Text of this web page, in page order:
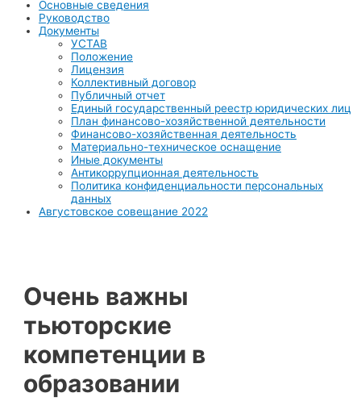
Основные сведения
Руководство
Документы
УСТАВ
Положение
Лицензия
Коллективный договор
Публичный отчет
Единый государственный реестр юридических лиц
План финансово-хозяйственной деятельности
Финансово-хозяйственная деятельность
Материально-техническое оснащение
Иные документы
Антикоррупционная деятельность
Политика конфиденциальности персональных
данных
Августовское совещание 2022
Очень важны
тьюторские
компетенции в
образовании